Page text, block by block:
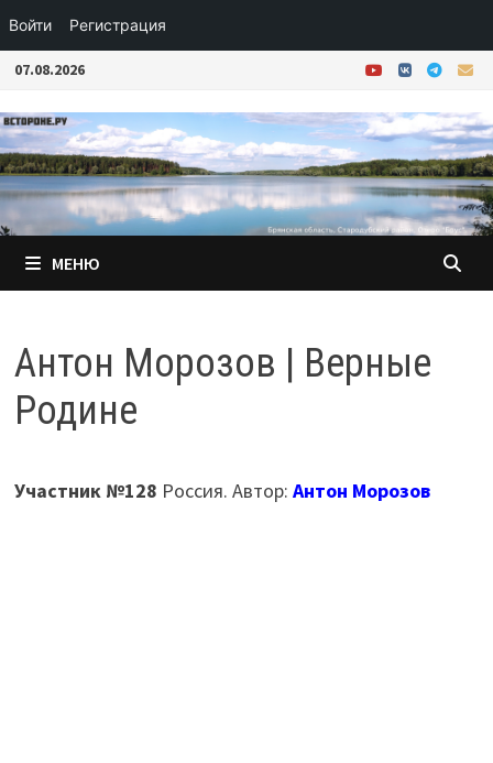
Войти Регистрация
Перейти
содержимому
07.08.2026
МЕНЮ
Антон Морозов | Верные
Родине
Участник №128 Россия. Автор: Антон Морозов